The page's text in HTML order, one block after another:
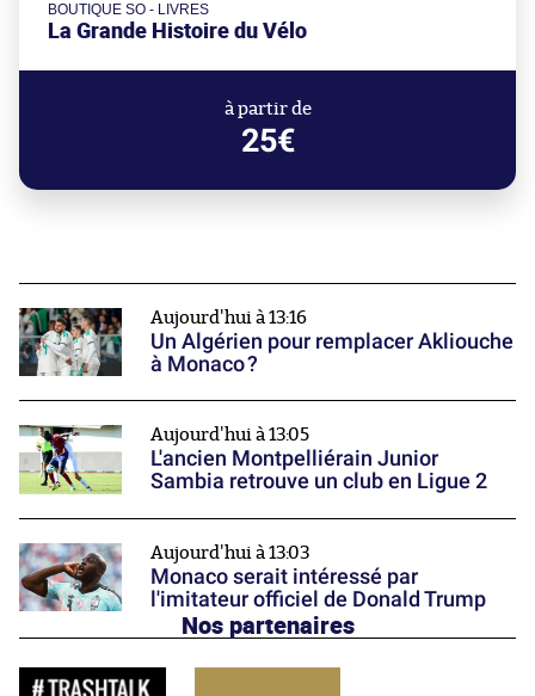
BOUTIQUE SO - LIVRES
La Grande Histoire du Vélo
à partir de
25€
Aujourd'hui à 13:16
Un Algérien pour remplacer Akliouche
à Monaco ?
Aujourd'hui à 13:05
L'ancien Montpelliérain Junior
Sambia retrouve un club en Ligue 2
Aujourd'hui à 13:03
Monaco serait intéressé par
l'imitateur officiel de Donald Trump
Nos partenaires